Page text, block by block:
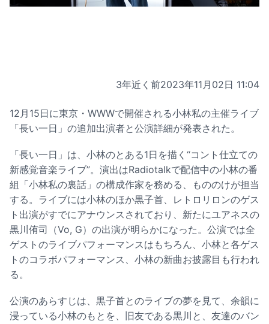
3年近く前2023年11月02日 11:04
12月15日に東京・WWWで開催される小林私の主催ライブ
「長い一日」の追加出演者と公演詳細が発表された。
「長い一日」は、小林のとある1日を描く“コント仕立ての
新感覚音楽ライブ”。演出はRadiotalkで配信中の小林の番
組「小林私の裏話」の構成作家を務める、もののけが担当
する。ライブには小林のほか黒子首、レトロリロンのゲス
ト出演がすでにアナウンスされており、新たにユアネスの
黒川侑司（Vo, G）の出演が明らかになった。公演では全
ゲストのライブパフォーマンスはもちろん、小林と各ゲス
トのコラボパフォーマンス、小林の新曲お披露目も行われ
る。
公演のあらすじは、黒子首とのライブの夢を見て、余韻に
浸っている小林のもとを、旧友である黒川と、友達のバン